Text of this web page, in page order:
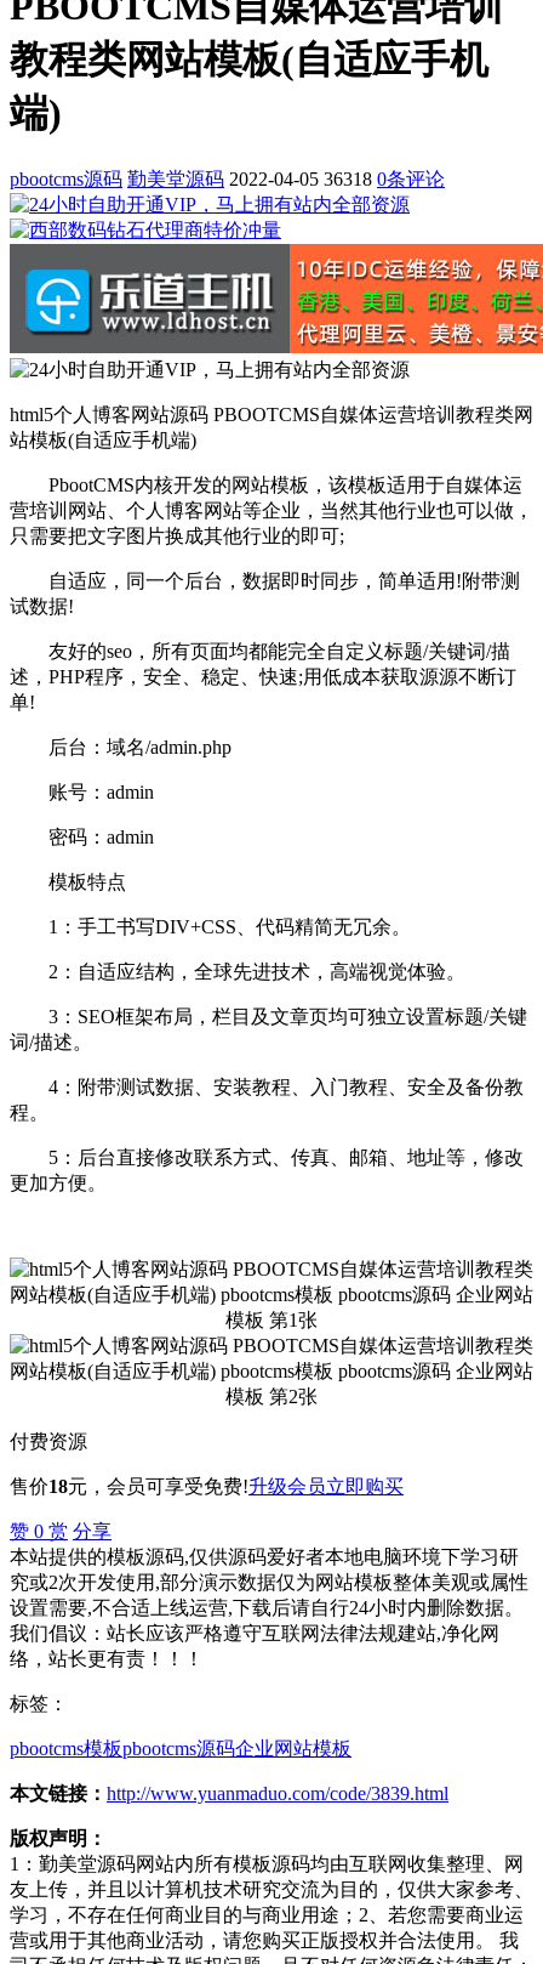
教程类网站模板(自适应手机
端)
pbootcms源码 勤美堂源码 2022-04-05 36318 0条评论
html5个人博客网站源码 PBOOTCMS自媒体运营培训教程类网
站模板(自适应手机端)
PbootCMS内核开发的网站模板，该模板适用于自媒体运
营培训网站、个人博客网站等企业，当然其他行业也可以做，
只需要把文字图片换成其他行业的即可;
自适应，同一个后台，数据即时同步，简单适用!附带测
试数据!
友好的seo，所有页面均都能完全自定义标题/关键词/描
述，PHP程序，安全、稳定、快速;用低成本获取源源不断订
单!
后台：域名/admin.php
账号：admin
密码：admin
模板特点
1：手工书写DIV+CSS、代码精简无冗余。
2：自适应结构，全球先进技术，高端视觉体验。
3：SEO框架布局，栏目及文章页均可独立设置标题/关键
词/描述。
4：附带测试数据、安装教程、入门教程、安全及备份教
程。
5：后台直接修改联系方式、传真、邮箱、地址等，修改
更加方便。
付费资源
售价18元 ，会员可享受免费!升级会员立即购买
赞 0 赏 分享
本站提供的模板源码,仅供源码爱好者本地电脑环境下学习研
究或2次开发使用,部分演示数据仅为网站模板整体美观或属性
设置需要,不合适上线运营,下载后请自行24小时内删除数据。
我们倡议：站长应该严格遵守互联网法律法规建站,净化网
络，站长更有责！！！
标签：
pbootcms模板pbootcms源码企业网站模板
本文链接： http://www.yuanmaduo.com/code/3839.html
版权声明：
1：勤美堂源码网站内所有模板源码均由互联网收集整理、网
友上传，并且以计算机技术研究交流为目的，仅供大家参考、
学习，不存在任何商业目的与商业用途；2、若您需要商业运
营或用于其他商业活动，请您购买正版授权并合法使用。 我